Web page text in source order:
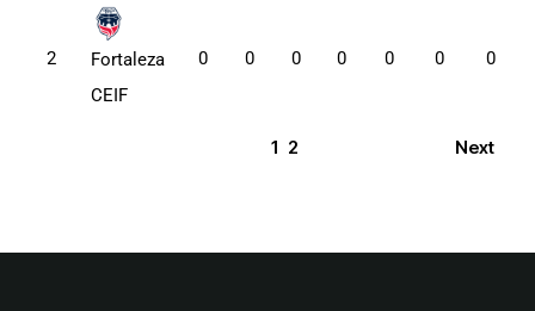
2
Fortaleza
CEIF
0 0 0 0 0 0 0
1 2 Next